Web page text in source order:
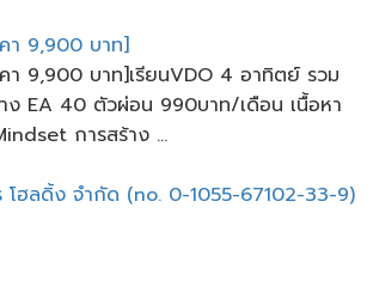
า 9,900 บาท]
า 9,900 บาท]เรียนVDO 4 อาทิตย์ รวม
ง EA 40 ตัวผ่อน​ 990บาท/เดือน เนื้อหา
การสร้าง​ ...
โฮลดิ้ง จำกัด (no. 0-1055-67102-33-9)